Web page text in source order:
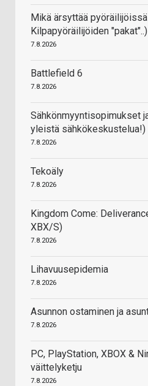
Mikä ärsyttää pyöräilijöissä
Kilpapyöräilijöiden "pakat"..)
7.8.2026
Battlefield 6
7.8.2026
Sähkönmyyntisopimukset
yleistä sähkökeskustelua!)
7.8.2026
Tekoäly
7.8.2026
Kingdom Come:
XBX/S)
7.8.2026
Lihavuusepidemia
7.8.2026
Asunnon ostaminen ja
7.8.2026
PC, PlayStation, XBOX &
väittelyketju
7.8.2026